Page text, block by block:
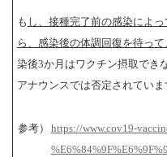
も し、接種完了前の感染によ
ら、感染後の体調回復を待っ
染後3か月はワクチン摂取でき
アナウンスでは否定されてい
参考）
https://www.cov19-